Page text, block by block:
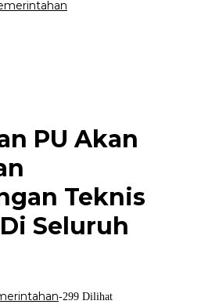
PU Akan
Teknis
Seluruh
-299 Dilihat